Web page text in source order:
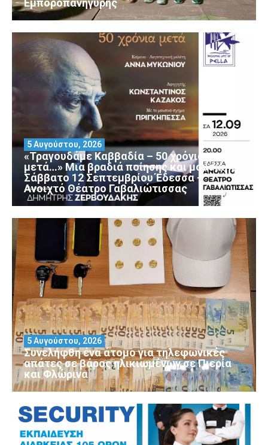
Εμποροπανήγυρης
«Τραγουδάμε Καββαδία – 50 χρόνια
μετά…» Μια βραδιά ποίησης και μουσικής
Σάββατο 12 Σεπτεμβρίου Έδεσσα –
Ανοιχτό Θέατρο Γαβαλιώτισσας
5 Αυγούστου, 2026
Συνελήφθη ένα άτομο για τηλεφωνικές
απάτες σε βάρος ηλικιωμένων σε Πιερία
και Φλώρινα
5 Αυγούστου, 2026